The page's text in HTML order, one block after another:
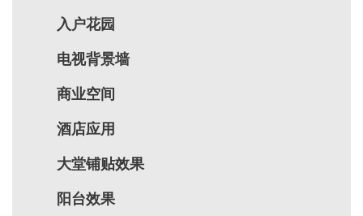
入户花园
电视背景墙
商业空间
酒店应用
大堂铺贴效果
阳台效果